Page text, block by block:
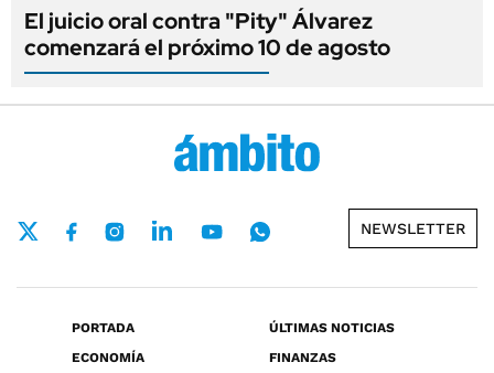
El juicio oral contra "Pity" Álvarez
comenzará el próximo 10 de agosto
NEWSLETTER
PORTADA
ÚLTIMAS NOTICIAS
ECONOMÍA
FINANZAS